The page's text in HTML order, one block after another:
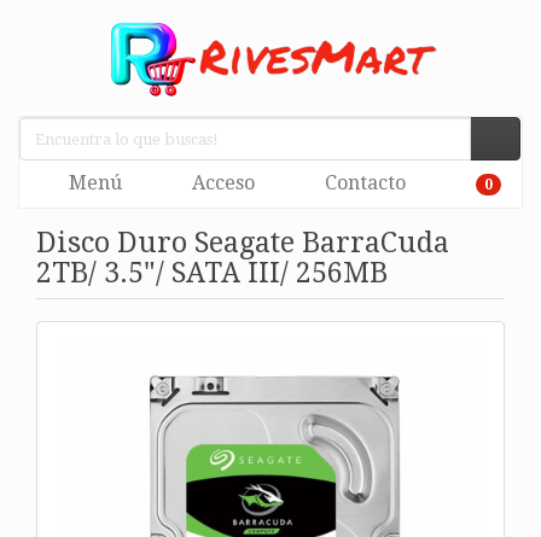
Menú Acceso Contacto 0
Disco Duro Seagate BarraCuda
2TB/ 3.5"/ SATA III/ 256MB